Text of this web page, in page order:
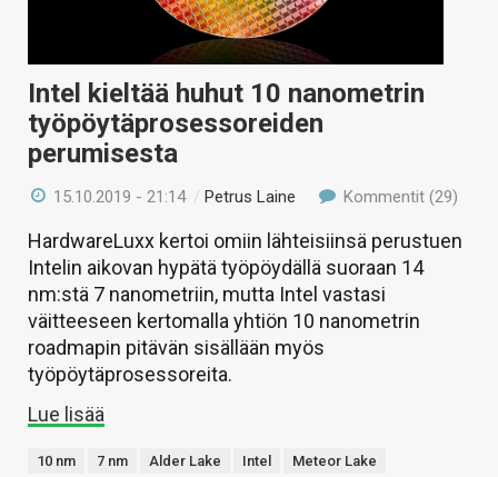
Intel kieltää huhut 10 nanometrin
työpöytäprosessoreiden
perumisesta
15.10.2019 - 21:14 /Petrus Laine Kommentit (29)
HardwareLuxx kertoi omiin lähteisiinsä perustuen
Intelin aikovan hypätä työpöydällä suoraan 14
nm:stä 7 nanometriin, mutta Intel vastasi
väitteeseen kertomalla yhtiön 10 nanometrin
roadmapin pitävän sisällään myös
työpöytäprosessoreita.
Lue lisää
10 nm 7 nm Alder Lake Intel
Meteor Lake